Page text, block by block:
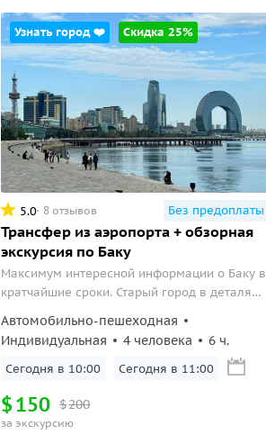
Узнать город ❤️ Скидка 25%
5.0 8 отзывов Без предоплаты
Трансфер из аэропорта + обзорная
экскурсия по Баку
Максимум интересной информации о Баку в
кратчайшие сроки. Старый город в деталях,
литературы, пламенные башни Flame
Towers, нагорный парк и смотровая
площадка – в программе!
Автомобильно-пешеходная
Индивидуальная
4 человека 6 ч.
Сегодня в 10:00 Сегодня в 11:00
$200
$150
за экскурсию